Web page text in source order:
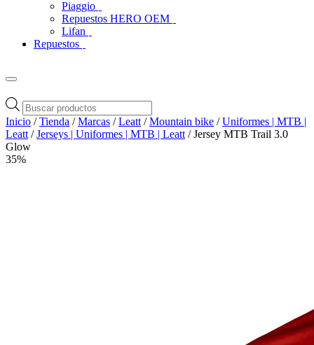
Piaggio
Repuestos HERO OEM
Lifan
Repuestos
Búsqueda
de
productos
Inicio /Tienda /Marcas /Leatt /Mountain bike /Uniformes | MTB |
Leatt /Jerseys | Uniformes | MTB | Leatt / Jersey MTB Trail 3.0
Glow
35%